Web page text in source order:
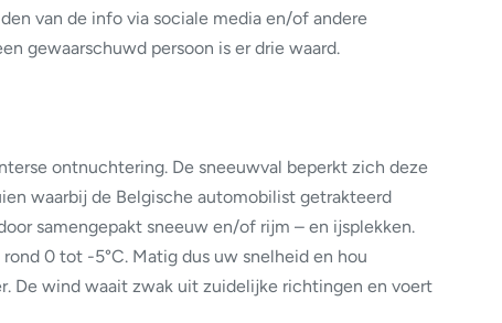
van de info via sociale media en/of andere
gewaarschuwd persoon is er drie waard.
ontnuchtering. De sneeuwval beperkt zich deze
waarbij de Belgische automobilist getrakteerd
samengepakt sneeuw en/of rijm – en ijsplekken.
0 tot -5°C. Matig dus uw snelheid en hou
De wind waait zwak uit zuidelijke richtingen en voert